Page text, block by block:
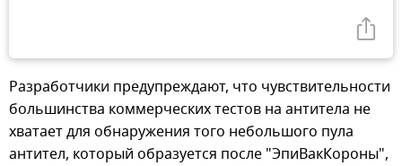
Разработчики предупреждают, что чувствительности
большинства коммерческих тестов на антитела не
хватает для обнаружения того небольшого пула
антител, который образуется после "ЭпиВакКороны",